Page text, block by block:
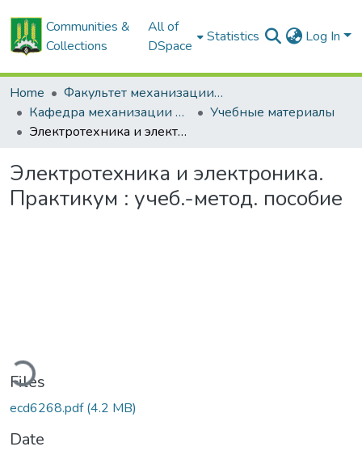
Communities &
Collections
All of
DSpace
Statistics Log In
Home
Факультет механизации сельского хозяйства
Кафедра механизации животноводства и электрификации сельскохозяйственного производства
Учебные материалы
Электротехника и электроника. Практикум : учеб.-метод. пособие
Электротехника и электроника.
Практикум : учеб.-метод. пособие
Files
ecd6268.pdf(4.2 MB)
Date